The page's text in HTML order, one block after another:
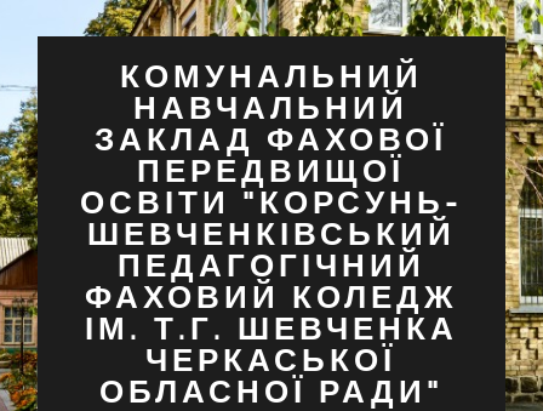
КОМУНАЛЬНИЙ
НАВЧАЛЬНИЙ
ЗАКЛАД ФАХОВОЇ
ПЕРЕДВИЩОЇ
ОСВІТИ "КОРСУНЬ-
ШЕВЧЕНКІВСЬКИЙ
ПЕДАГОГІЧНИЙ
ФАХОВИЙ КОЛЕДЖ
ІМ. Т.Г. ШЕВЧЕНКА
ЧЕРКАСЬКОЇ
ОБЛАСНОЇ РАДИ"